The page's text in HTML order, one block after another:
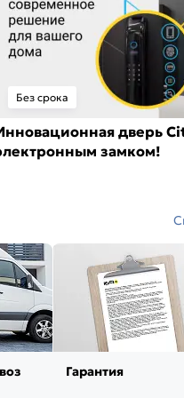
Без срока
дверь
замком!
Гарантия